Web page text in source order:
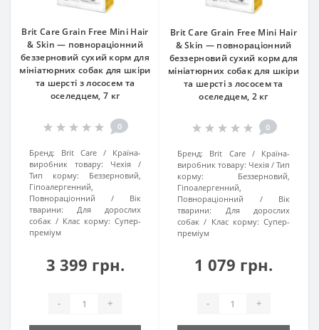
Brit Care Grain Free Mini Hair
& Skin — повнораціонний
беззерновий сухий корм для
мініатюрних собак для шкіри
та шерсті з лососем та
оселедцем, 7 кг
0
Бренд: Brit Care
Країна-
виробник товару:
Чехія
Тип корму:
Беззерновий,
Гіпоалергенний,
Повнораціонний
Вік
тварини:
Для дорослих
собак
Клас корму: Супер-
преміум
3 399 грн.
- +
Brit Care Grain Free Mini Hair
& Skin — повнораціонний
беззерновий сухий корм для
мініатюрних собак для шкіри
та шерсті з лососем та
оселедцем, 2 кг
0
Бренд: Brit Care
Країна-
виробник товару: Чехія
Тип
корму:
Беззерновий,
Гіпоалергенний,
Повнораціонний
Вік
тварини:
Для дорослих
собак
Клас корму: Супер-
преміум
1 079 грн.
- +